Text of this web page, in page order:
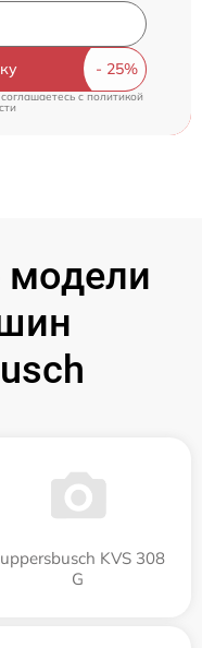
cполитикой
KVS 308
G